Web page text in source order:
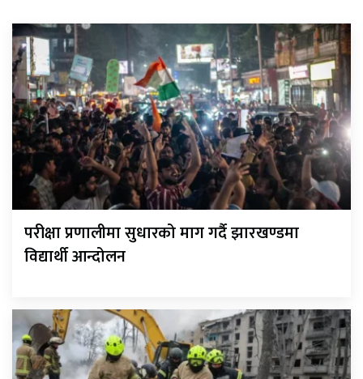
परीक्षा प्रणालीमा सुधारको माग गर्दै झारखण्डमा
विद्यार्थी आन्दोलन